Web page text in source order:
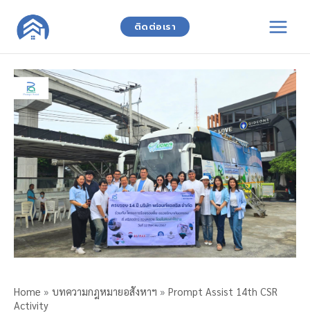
content
ติดต่อเรา
Home » บทความกฎหมายอสังหาฯ » Prompt Assist 14th CSR
Activity